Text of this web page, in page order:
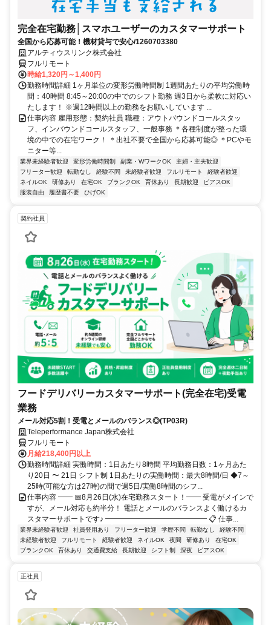
完全在宅勤務│スマホユーザーのカスタマーサポート
全国から応募可能！機材貸与で安心/1260703380
アルティウスリンク株式会社
フルリモート
時給1,320円～1,400円
勤務時間詳細 1ヶ月単位の変形労働時間制 1週間あたりの平均労働時
間：40時間 8:45～20:00の中でのシフト勤務 週3日から柔軟に対応い
たします！ ※週12時間以上の勤務をお願いしています ...
仕事内容 雇用形態：契約社員 職種：アウトバウンドコールスタッ
フ、インバウンドコールスタッフ、一般事務 ＊各種制度が整った環
境の中での在宅ワーク！ ＊出社不要で全国から応募可能◎ ＊PCやモ
ニター等...
業界未経験者歓迎 変形労働時間制 副業・WワークOK
主婦・主夫歓迎
フリーター歓迎
転勤なし 経験不問 未経験者歓迎 フルリモート
経験者歓迎
ネイルOK
研修あり 在宅OK ブランクOK 育休あり 長期歓迎
ピアスOK
服装自由
履歴書不要 ひげOK
契約社員
フードデリバリーカスタマーサポート(完全在宅)受電
業務
メール対応5割！受電とメールのバランス◎(TP03R)
Teleperformance Japan株式会社
フルリモート
月給218,400円以上
勤務時間詳細 実働時間：1日あたり8時間 平均勤務日数：1ヶ月あた
り20日 〜 21日 シフト制 1日あたりの実働時間：最大8時間/日 ◆7～
25時(可能な方は27時)の間で週5日/実働8時間のシフ...
仕事内容 ━━ 📅8月26日(水)在宅勤務スタート！━━ 受電がメインで
すが、メール対応も約半分！ 電話とメールのバランスよく働けるカ
スタマーサポートです♪ ━━━━━━━━━━━━━━ 📋 仕事...
業界未経験者歓迎 社員登用あり フリーター歓迎 学歴不問 転勤なし
経験不問
未経験者歓迎
フルリモート 経験者歓迎 ネイルOK 夜間 研修あり
在宅OK
ブランクOK
育休あり 交通費支給 長期歓迎 シフト制 深夜 ピアスOK
正社員